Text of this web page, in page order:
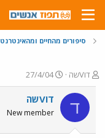
סיפורים מהחיים ומהאינטרנט
פ
ו
ת
ח
ה
דוVשה
פ
ו
ר
ם
27/4/04
ד דוVשה
New member